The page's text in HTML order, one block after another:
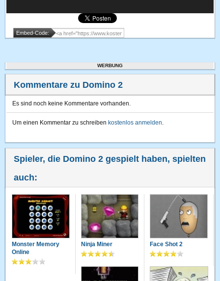
Embed-Code:
WERBUNG
Kommentare zu Domino 2
Es sind noch keine Kommentare vorhanden.
Um einen Kommentar zu schreiben kostenlos anmelden.
Spieler, die Domino 2 gespielt haben, spielten
auch:
Monster Memory
Online
Ninja Miner Face Shot 2